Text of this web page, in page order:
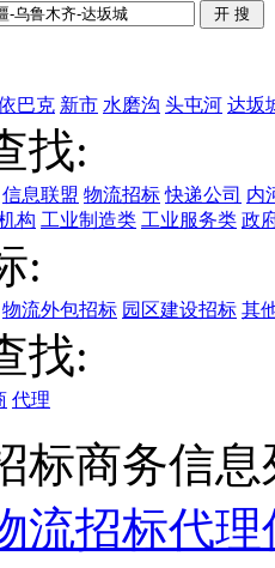
巴克 新市 水磨沟 头屯河 达坂
找:
信息联盟 物流招标 快递公司 内
构 工业制造类 工业服务类 政
:
物流外包招标 园区建设招标 其
找:
代理
标商务信息
流招标代理